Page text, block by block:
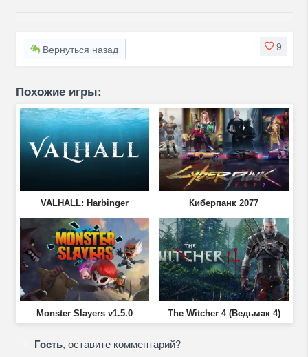
9
Вернуться назад
Похожие игры:
VALHALL: Harbinger Киберпанк 2077
Monster Slayers v1.5.0 The Witcher 4 (Ведьмак 4)
Гость, оставите комментарий?